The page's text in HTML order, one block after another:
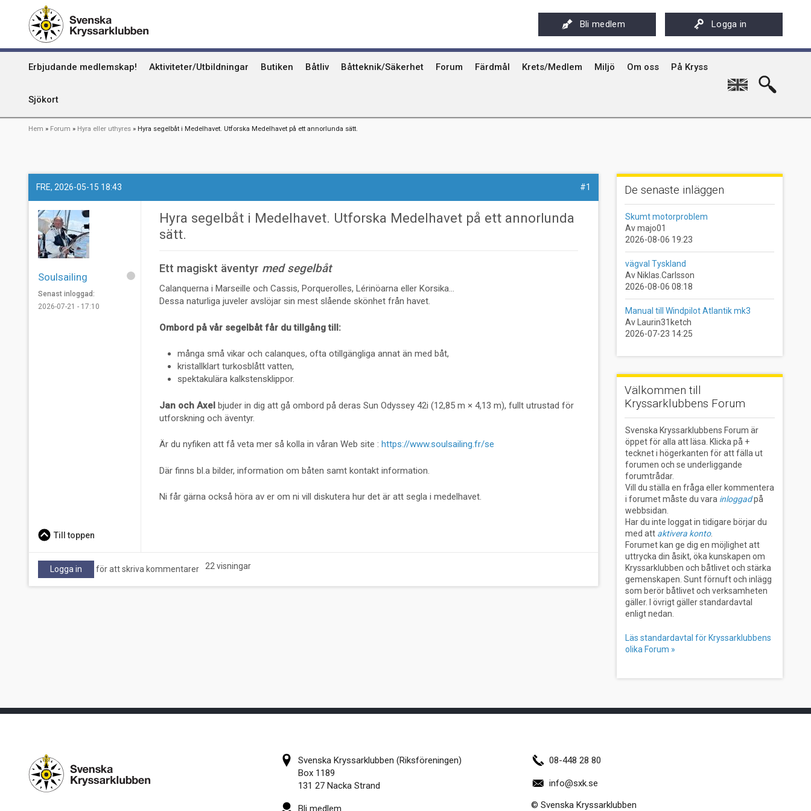
huvudinnehåll
Bli medlem Logga in
Erbjudande medlemskap! Aktiviteter/Utbildningar Butiken Båtliv
Toalettavfall och sjömackar
Båtteknik/Säkerhet Forum Färdmål
Stockholms skärgård
Krets/Medlem
Uthyrning av Kryssarklubbens IF-båtar och kajaker
Miljö Om oss
Svenska Kryssarklubben 100 år
På Kryss
På Kryss historia
Kryssarklubbens nyhetsbrev
Sjökort
Kummel
Uthamn
Naturhamn
English
Länkstig
Hem Forum Hyra eller uthyres Hyra segelbåt i Medelhavet. Utforska Medelhavet på ett annorlunda sätt.
FRE, 2026-05-15 18:43 #1
Soulsailing
Senast inloggad:
2026-07-21 - 17:10
Hyra segelbåt i Medelhavet. Utforska Medelhavet på ett annorlunda
sätt.
Ett magiskt äventyr med segelbåt
Calanquerna i Marseille och Cassis, Porquerolles, Lérinöarna eller Korsika…
Dessa naturliga juveler avslöjar sin mest slående skönhet från havet.
Ombord på vår segelbåt får du tillgång till:
många små vikar och calanques, ofta otillgängliga annat än med båt,
kristallklart turkosblått vatten,
spektakulära kalkstensklippor.
Jan och Axel bjuder in dig att gå ombord på deras Sun Odyssey 42i (12,85 m × 4,13 m), fullt utrustad för
utforskning och äventyr.
Är du nyfiken att få veta mer så kolla in våran Web site : https://www.soulsailing.fr/se
Där finns bl.a bilder, information om båten samt kontakt information.
Ni får gärna också höra av er om ni vill diskutera hur det är att segla i medelhavet.
Till toppen
Logga in för att skriva kommentarer 22 visningar
De senaste inläggen
Skumt motorproblem
Av majo01
2026-08-06 19:23
vägval Tyskland
Av Niklas.Carlsson
2026-08-06 08:18
Manual till Windpilot Atlantik mk3
Av Laurin31ketch
2026-07-23 14:25
Välkommen till
Kryssarklubbens Forum
Svenska Kryssarklubbens Forum är
öppet för alla att läsa. Klicka på +
tecknet i högerkanten för att fälla ut
forumen och se underliggande
forumtrådar.
Vill du ställa en fråga eller kommentera
i forumet måste du vara inloggadpå
webbsidan.
Har du inte loggat in tidigare börjar du
med att aktivera konto.
Forumet kan ge dig en möjlighet att
uttrycka din åsikt, öka kunskapen om
Kryssarklubben och båtlivet och stärka
gemenskapen. Sunt förnuft och inlägg
som berör båtlivet och verksamheten
gäller. I övrigt gäller standardavtal
enligt nedan.
Läs standardavtal för Kryssarklubbens
olika Forum »
Svenska Kryssarklubben (Riksföreningen)
Box 1189
131 27 Nacka Strand
Bli medlem
08-448 28 80
info@sxk.se
© Svenska Kryssarklubben